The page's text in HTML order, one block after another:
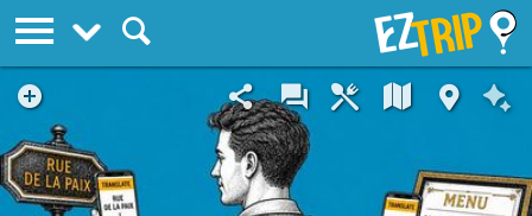
EZTrip